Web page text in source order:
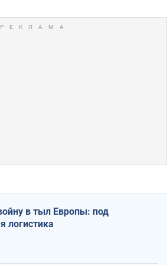
в тыл Европы: под
логистика